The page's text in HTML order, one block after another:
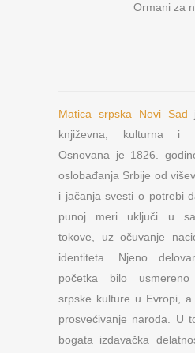
Ormani za
Matica srpska Novi Sad
književna, kulturna i
Osnovana je 1826.
oslobađanja Srbije od
i jačanja svesti o potrebi
punoj meri uključi u
tokove, uz očuvanje
identiteta. Njeno
početka bilo
srpske kulture u Evropi,
prosvećivanje naroda. U
bogata izdavačka